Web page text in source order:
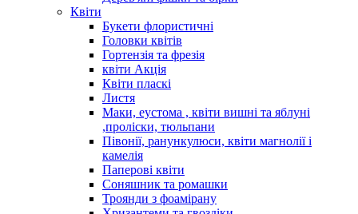
Квіти
Букети флористичні
Головки квітів
Гортензія та фрезія
квіти Акція
Квіти пласкі
Листя
Маки, еустома , квіти вишні та яблуні
,проліски, тюльпани
Півонії, ранункулюси, квіти магнолії і
камелія
Паперові квіти
Соняшник та ромашки
Троянди з фоамірану